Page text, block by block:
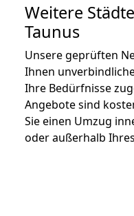
Weitere
Taunus
Unsere geprüften
Ihnen
Ihre Bedürfnisse
Angebote sind
Sie einen Umzug
oder außerhalb